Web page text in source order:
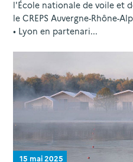
l'École nationale de voile et
le CREPS Auvergne-Rhône-
• Lyon en partenari...
15 mai 2025